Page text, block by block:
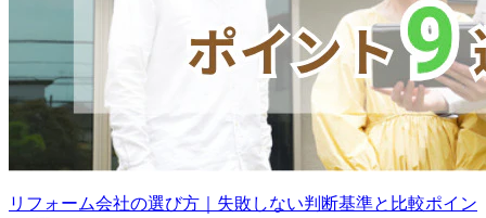
リフォーム会社の選び方｜失敗しない判断基準と比較ポイン